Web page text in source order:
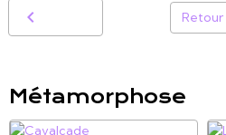
Retour
Métamorphose